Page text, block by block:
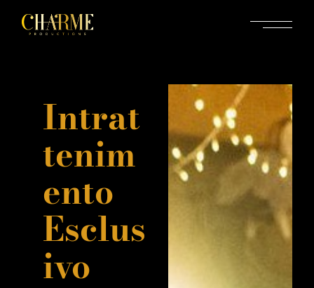
Intrat
tenim
ento
Esclus
ivo